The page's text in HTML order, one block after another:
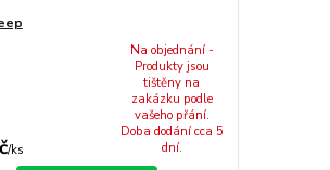
/ks
Na objednání -
Produkty jsou
tištěny na
zakázku podle
vašeho přání.
Doba dodání cca 5
dní.